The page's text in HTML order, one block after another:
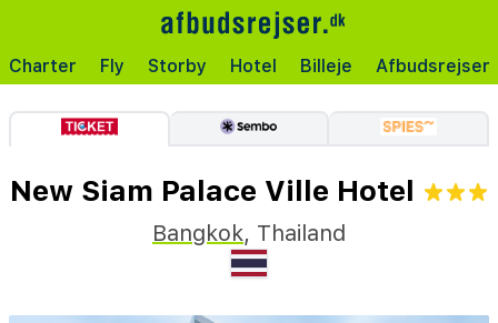
Charter Fly Storby Hotel Billeje Afbudsrejser
New Siam Palace Ville Hotel
Bangkok, Thailand